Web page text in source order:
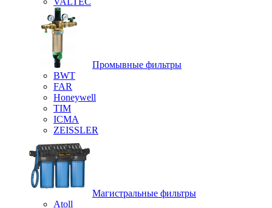
Промывные фильтры
BWT
FAR
Honeywell
TIM
ICMA
ZEISSLER
Магистральные фильтры
Atoll